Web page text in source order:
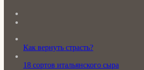
Как вернуть страсть?
18 сортов итальянского сыра